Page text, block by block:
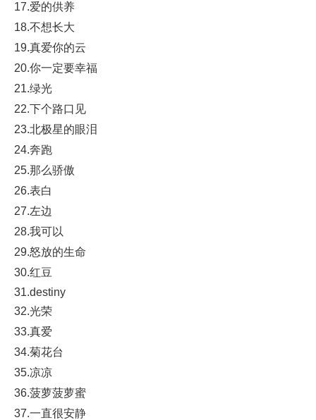
17.爱的供养
18.不想长大
19.真爱你的云
20.你一定要幸福
21.绿光
22.下个路口见
23.北极星的眼泪
24.奔跑
25.那么骄傲
26.表白
27.左边
28.我可以
29.怒放的生命
30.红豆
31.destiny
32.光荣
33.真爱
34.菊花台
35.凉凉
36.菠萝菠萝蜜
37.一直很安静